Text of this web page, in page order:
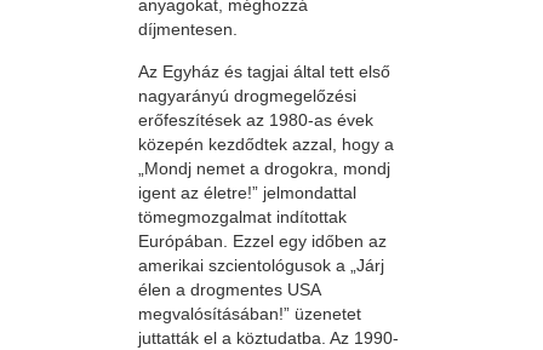
anyagokat, méghozzá
díjmentesen.
Az Egyház és tagjai által tett első
nagyarányú drogmegelőzési
erőfeszítések az 1980-as évek
közepén kezdődtek azzal, hogy a
„Mondj nemet a drogokra, mondj
igent az életre!” jelmondattal
tömegmozgalmat indítottak
Európában. Ezzel egy időben az
amerikai szcientológusok a „Járj
élen a drogmentes USA
megvalósításában!” üzenetet
juttatták el a köztudatba. Az 1990-